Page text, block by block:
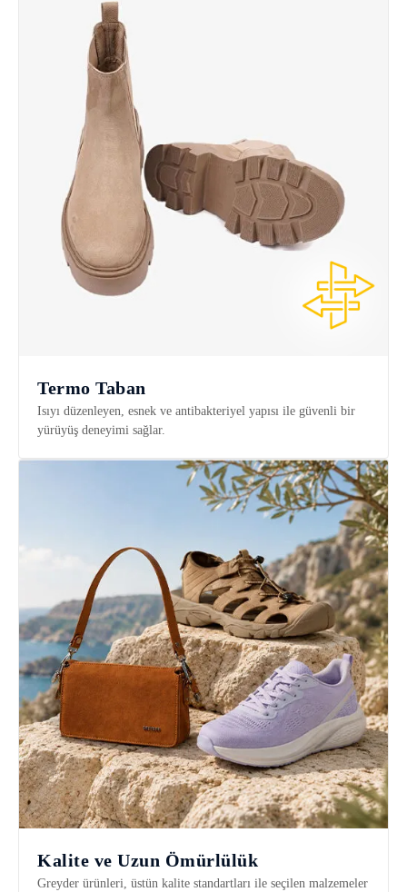
Termo Taban
Isıyı düzenleyen, esnek ve antibakteriyel yapısı ile güvenli bir
yürüyüş deneyimi sağlar.
Kalite ve Uzun Ömürlülük
Greyder ürünleri, üstün kalite standartları ile seçilen malzemeler